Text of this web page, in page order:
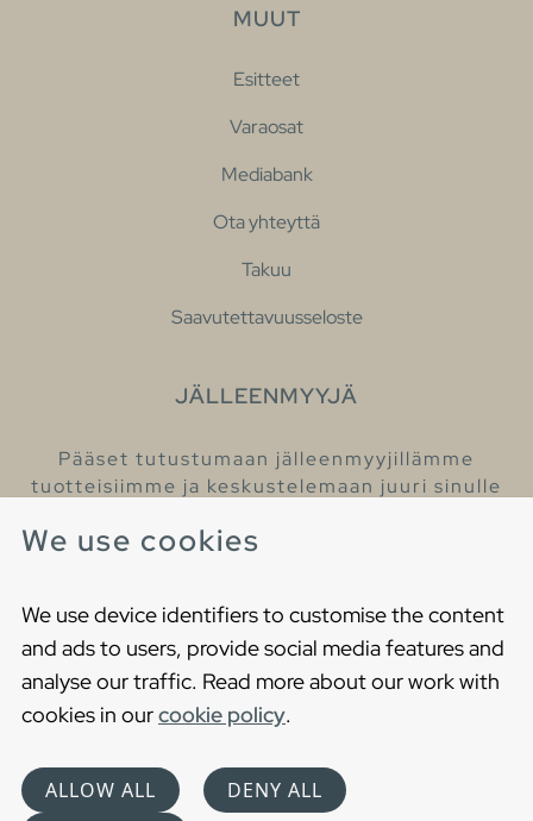
We use cookies
We use device identifiers to customise the content
and ads to users, provide social media features and
analyse our traffic. Read more about our work with
cookies in ourcookie policy.
ALLOW ALL DENY ALL
MUUT
Esitteet
Varaosat
Mediabank
Ota yhteyttä
Takuu
Saavutettavuusseloste
JÄLLEENMYYJÄ
Pääset tutustumaan jälleenmyyjillämme
tuotteisiimme ja keskustelemaan juuri sinulle
Cookies
Privacy statement
Choose language